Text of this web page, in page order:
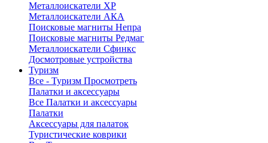
Металлоискатели XP
Металлоискатели АКА
Поисковые магниты Непра
Поисковые магниты Редмаг
Металлоискатели Сфинкс
Досмотровые устройства
Туризм
Все - Туризм Просмотреть
Палатки и аксессуары
Все Палатки и аксессуары
Палатки
Аксессуары для палаток
Туристические коврики